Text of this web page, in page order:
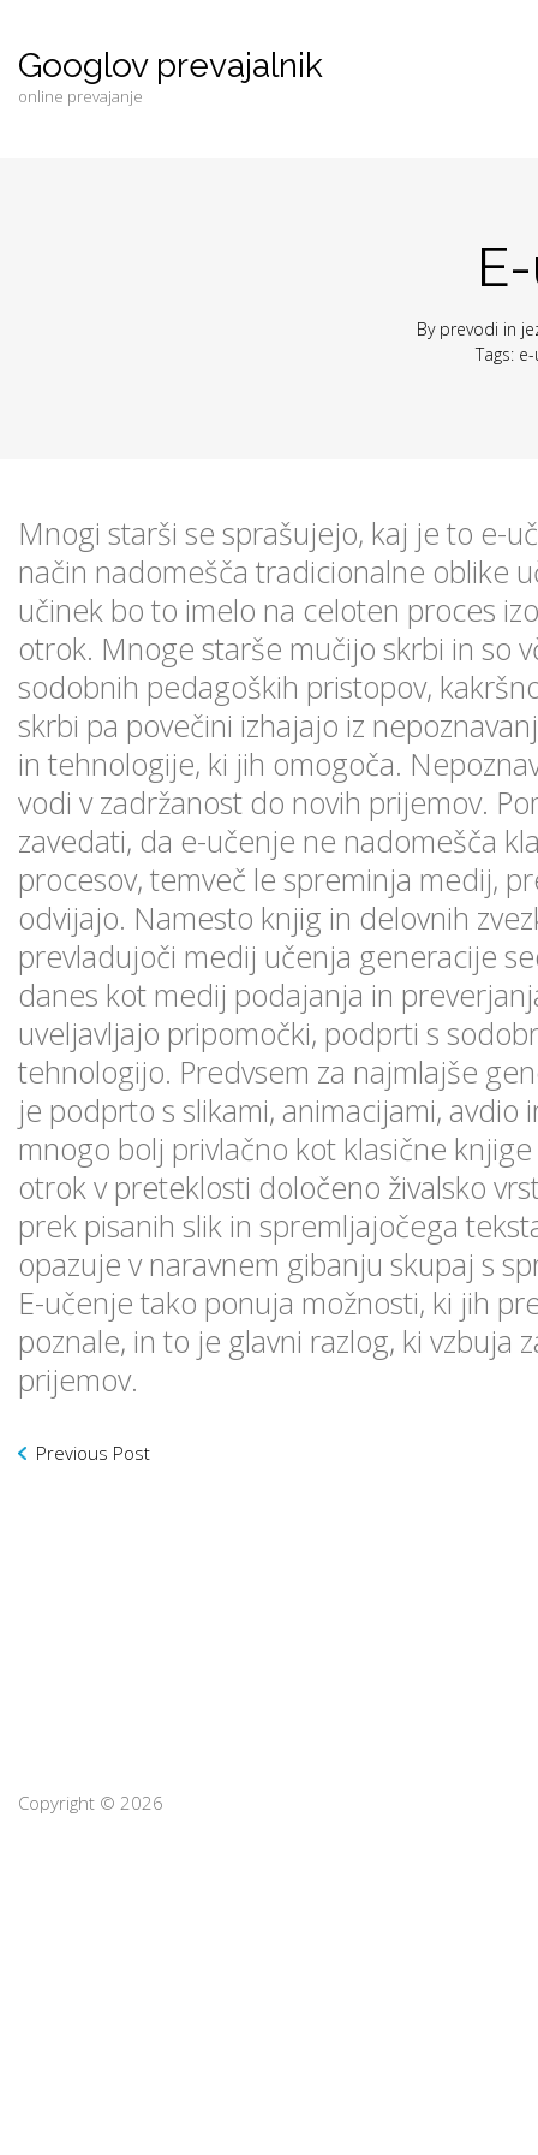
Googlov prevajalnik
online prevajanje
By prevodi in
Tags:
Mnogi starši se sprašujejo, kaj je to e-
način nadomešča tradicionalne oblike
učinek bo to imelo na celoten proces
otrok. Mnoge starše mučijo skrbi in so
sodobnih pedagoških pristopov,
skrbi pa povečini izhajajo iz
in tehnologije, ki jih omogoča.
vodi v zadržanost do novih prijemov.
zavedati, da e-učenje ne nadomešča
procesov, temveč le spreminja medij,
odvijajo. Namesto knjig in delovnih
prevladujoči medij učenja generacije
danes kot medij podajanja in
uveljavljajo pripomočki, podprti s
tehnologijo. Predvsem za najmlajše
je podprto s slikami, animacijami, avdio
mnogo bolj privlačno kot klasične
otrok v preteklosti določeno živalsko
prek pisanih slik in spremljajočega
opazuje v naravnem gibanju skupaj s
E-učenje tako ponuja možnosti, ki jih
poznale, in to je glavni razlog, ki vzbuja
prijemov.
Previous Post
Copyright © 2026